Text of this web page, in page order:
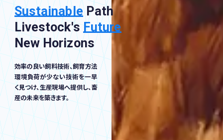
SustainablePath
Livestock'sFuture
New Horizons
効率の良い飼料技術、飼育方法
環境負荷が少ない技術を一早
く見つけ、生産現場へ提供し、畜
産の未来を築きます。